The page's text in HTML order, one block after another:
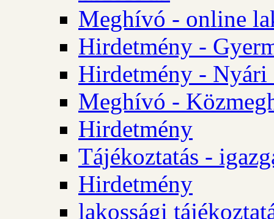
Meghívó - online
Hirdetmény -
Hirdetmény - Nyári
Meghívó -
Hirdetmény
Tájékoztatás -
Hirdetmény
lakossági